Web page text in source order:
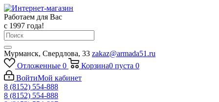
Работаем для Вас
с 1997 года!
Мурманск, Свердлова, 33 zakaz@armada51.ru
Отложенные 0 Корзина0 пуста 0
ВойтиМой кабинет
8 (8152) 554-888
8 (8152) 554-888